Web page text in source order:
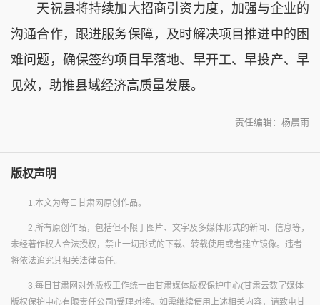
天祝县将持续加大招商引资力度，加强与企业的
沟通合作，跟进服务保障，及时解决项目推进中的困
难问题，确保签约项目早落地、早开工、早投产、早
见效，助推县域经济高质量发展。
责任编辑：杨晨雨
版权声明
1.本文为每日甘肃网原创作品。
2.所有原创作品，包括但不限于图片、文字及多媒体形式的新闻、信息等，
未经著作权人合法授权，禁止一切形式的下载、转载使用或者建立镜像。违者
将依法追究其相关法律责任。
3.每日甘肃网对外版权工作统一由甘肃媒体版权保护中心(甘肃云数字媒体
版权保护中心有限责任公司)受理对接。如需继续使用上述相关内容，请致电甘